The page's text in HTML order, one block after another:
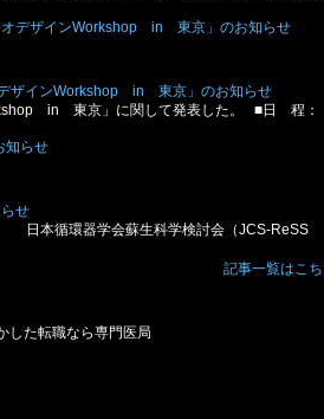
デザインWorkshop in 東京」のお知らせ
in 東京」に関して発表した。 ■日 程：
せ
日本循環器学会蘇生科学検討会（JCS-ReSS
記事一覧はこ